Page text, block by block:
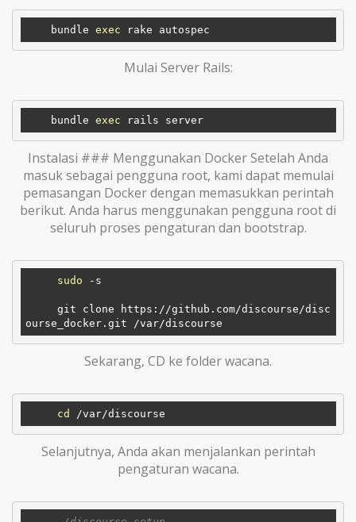
    bundle
exec
Mulai Server Rails:
    bundle
exec
Instalasi ### Menggunakan Docker Setelah Anda
masuk sebagai pengguna root, kami dapat memulai
pemasangan Docker dengan memasukkan perintah
berikut. Anda harus menggunakan pengguna root di
seluruh proses pengaturan dan bootstrap.
sudo -s
Sekarang, CD ke folder wacana.
cd
Selanjutnya, Anda akan menjalankan perintah
pengaturan wacana.